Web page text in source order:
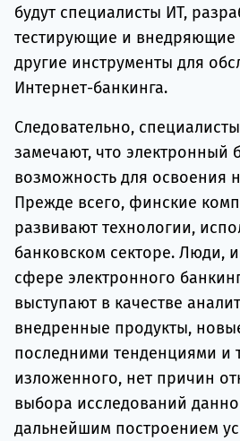
будут специалисты ИТ,
тестирующие и
другие инструменты для
Интернет-банкинга.
Следовательно, специалисты
замечают, что электронный
возможность для освоения
Прежде всего, финские
развивают технологии,
банковском секторе. Люди,
сфере электронного
выступают в качестве
внедренные продукты,
последними тенденциями и
изложенного, нет причин
выбора исследований
дальнейшим построением